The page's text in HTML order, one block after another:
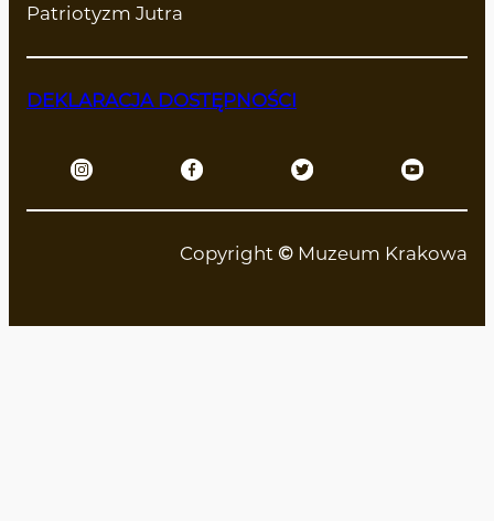
Patriotyzm Jutra
DEKLARACJA DOSTĘPNOŚCI
Copyright © Muzeum Krakowa